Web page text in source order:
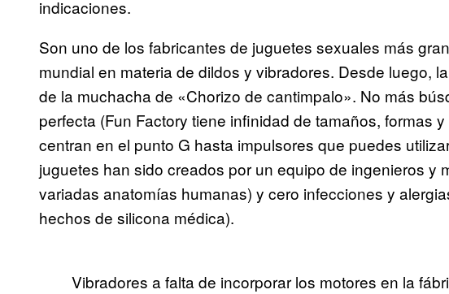
indicaciones.
Son uno de los fabricantes de juguetes sexuales más
mundial en materia de dildos y vibradores. Desde luego,
de la muchacha de «Chorizo de cantimpalo». No más
perfecta (Fun Factory tiene infinidad de tamaños, formas
centran en el punto G hasta impulsores que puedes
juguetes han sido creados por un equipo de ingenieros y
variadas anatomías humanas) y cero infecciones y
hechos de silicona médica).
Vibradores a falta de incorporar los motores en la